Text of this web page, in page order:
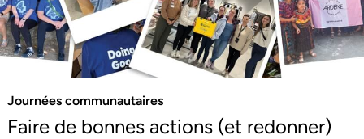
Journées communautaires
Faire de bonnes actions (et redonner)